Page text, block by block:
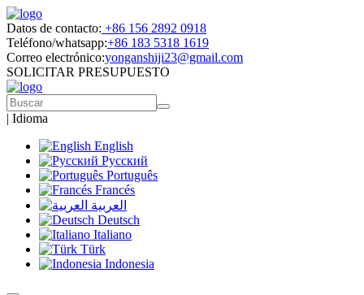
Datos de contacto: +86 156 2892 0918
Teléfono/whatsapp:+86 183 5318 1619
Correo electrónico:yonganshiji23@gmail.com
SOLICITAR PRESUPUESTO
| Idioma
English
Русский
Português
Francés
العربية
Deutsch
Italiano
Türk
Indonesia